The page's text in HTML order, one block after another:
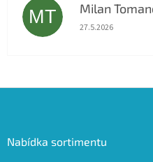
MT Milan
Hodnocení
27.5.2026
Nabídka sortimentu